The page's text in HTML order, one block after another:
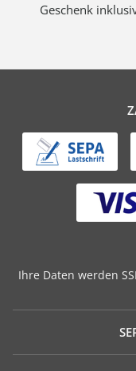
Geschenk
Ihre Daten werden